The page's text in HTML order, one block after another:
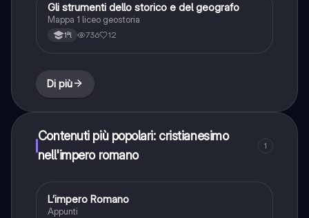
Storia
Gli strumenti dello storico e del geografo
Mappa 1 liceo geostoria
1ªl 736 12
Di più
Contenuti più popolari: cristianesimo
nell'impero romano
1
Storia
L’impero Romano
Appunti